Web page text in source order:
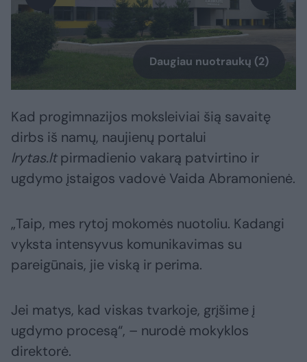
Daugiau nuotraukų (2)
Kad progimnazijos moksleiviai šią savaitę
dirbs iš namų, naujienų portalui
lrytas.ltpirmadienio vakarą patvirtino ir
ugdymo įstaigos vadovė Vaida Abramonienė.
„Taip, mes rytoj mokomės nuotoliu. Kadangi
vyksta intensyvus komunikavimas su
pareigūnais, jie viską ir perima.
Jei matys, kad viskas tvarkoje, grįšime į
ugdymo procesą“, – nurodė mokyklos
direktorė.